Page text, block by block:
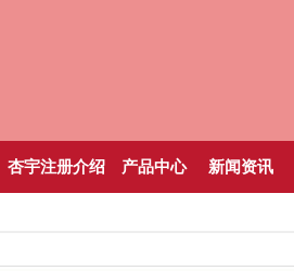
杏宇注册介绍 产品中心 新闻资讯